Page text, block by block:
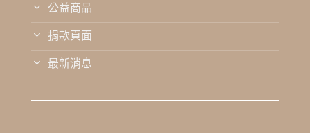
公益商品
捐款頁面
最新消息